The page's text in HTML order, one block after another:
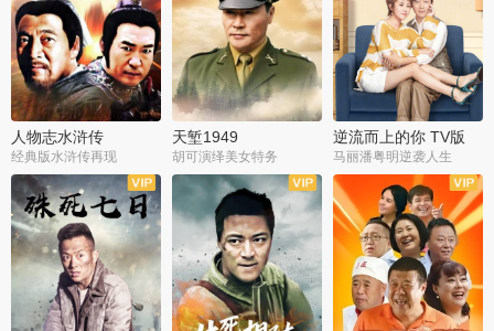
人物志水浒传
经典版水浒传再现
天堑1949
胡可演绎美女特务
逆流而上的你 TV版
马丽潘粤明逆袭人生
全34集
全21集 全35集